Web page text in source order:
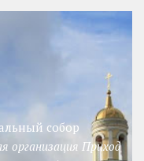
собор
организация Приход